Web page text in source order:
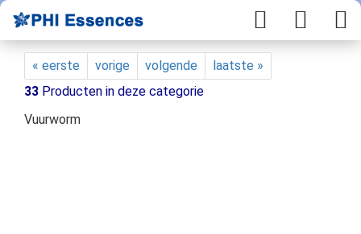
« eerste vorige volgende
laatste »
33 Producten in deze categorie
Vuurworm